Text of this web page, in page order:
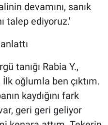
devamını, sanık
talep ediyoruz.'
tanığı Rabia Y.,
oğlumla ben çıktım.
kaydığını fark
geri geri geliyor